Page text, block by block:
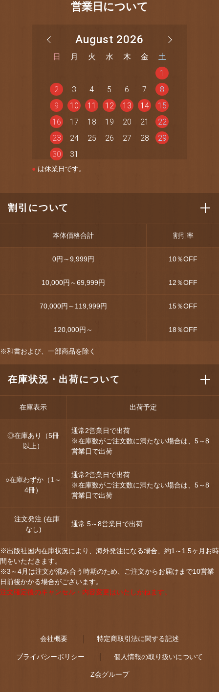
営業日について
August 2026
日 月 火 水 木 金
土
1
2
3 4 5 6 7
8
9
10 11 12 13 14
15
16
17 18 19 20 21
22
23
24 25 26 27 28
29
30
31
● は休業日です。
割引について
本体価格合計 割引率
0円～9,999円 10％OFF
10,000円～69,999円 12％OFF
70,000円～119,999円 15％OFF
120,000円～ 18％OFF
※和書および、一部商品を除く
在庫状況・出荷について
在庫表示 出荷予定
◎在庫あり（5冊
以上）
通常2営業日で出荷
※在庫数がご注文数に満たない場合は、5～8
営業日で出荷
○在庫わずか（1～
4冊）
通常2営業日で出荷
※在庫数がご注文数に満たない場合は、5～8
営業日で出荷
注文発注 (在庫
なし)
通常 5～8営業日で出荷
※出版社国内在庫状況により、海外発注になる場合、約1～1.5ヶ月お時
間をいただきます。
※3～4月は注文が混み合う時期のため、ご注文からお届けまで10営業
日前後かかる場合がございます。
注文確定後のキャンセル・内容変更はいたしかねます。
会社概要 特定商取引法に関する記述
プライバシーポリシー 個人情報の取り扱いについて
Z会グループ